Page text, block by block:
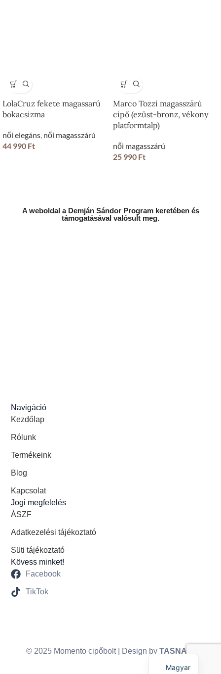
LolaCruz fekete magassarú
bokacsizma
női elegáns, női magasszárú
44 990 Ft
Marco Tozzi magasszárú
cipő (ezüst-bronz, vékony
platformtalp)
női magasszárú
25 990 Ft
A weboldal a Demján Sándor Program keretében és
támogatásával valósult meg.
Navigáció
Kezdőlap
Rólunk
Termékeink
Blog
Kapcsolat
Jogi megfelelés
ÁSZF
Adatkezelési tájékoztató
Süti tájékoztató
Kövess minket!
Facebook
TikTok
© 2025 Momento cipőbolt | Design by TASNADI
Magyar
English